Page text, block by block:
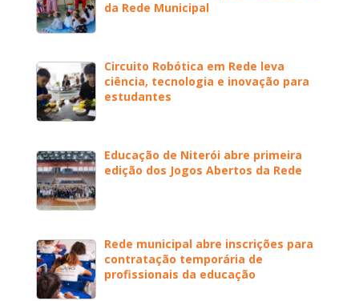
da Rede Municipal
Circuito Robótica em Rede leva
ciência, tecnologia e inovação para
estudantes
Educação de Niterói abre primeira
edição dos Jogos Abertos da Rede
Rede municipal abre inscrições para
contratação temporária de
profissionais da educação